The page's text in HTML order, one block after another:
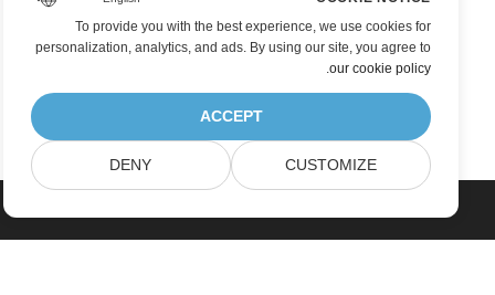
To provide you with the best experience, we use cookies for
personalization, analytics, and ads. By using our site, you agree to
our cookie policy
.
ACCEPT
CUSTOMIZE
DENY